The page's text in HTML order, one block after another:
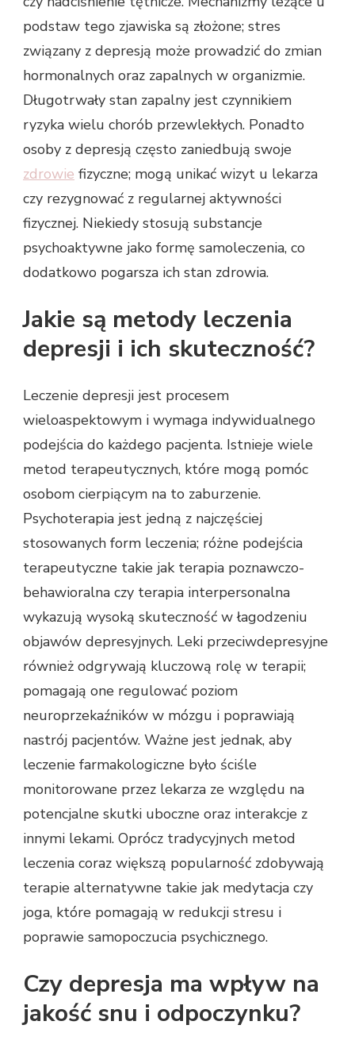
podstaw tego zjawiska są złożone; stres
związany z depresją może prowadzić do zmian
hormonalnych oraz zapalnych w organizmie.
Długotrwały stan zapalny jest czynnikiem
ryzyka wielu chorób przewlekłych. Ponadto
osoby z depresją często zaniedbują swoje
zdrowie fizyczne; mogą unikać wizyt u lekarza
czy rezygnować z regularnej aktywności
fizycznej. Niekiedy stosują substancje
psychoaktywne jako formę samoleczenia, co
dodatkowo pogarsza ich stan zdrowia.
Jakie są metody leczenia
depresji i ich skuteczność?
Leczenie depresji jest procesem
wieloaspektowym i wymaga indywidualnego
podejścia do każdego pacjenta. Istnieje wiele
metod terapeutycznych, które mogą pomóc
osobom cierpiącym na to zaburzenie.
Psychoterapia jest jedną z najczęściej
stosowanych form leczenia; różne podejścia
terapeutyczne takie jak terapia poznawczo-
behawioralna czy terapia interpersonalna
wykazują wysoką skuteczność w łagodzeniu
objawów depresyjnych. Leki przeciwdepresyjne
również odgrywają kluczową rolę w terapii;
pomagają one regulować poziom
neuroprzekaźników w mózgu i poprawiają
nastrój pacjentów. Ważne jest jednak, aby
leczenie farmakologiczne było ściśle
monitorowane przez lekarza ze względu na
potencjalne skutki uboczne oraz interakcje z
innymi lekami. Oprócz tradycyjnych metod
leczenia coraz większą popularność zdobywają
terapie alternatywne takie jak medytacja czy
joga, które pomagają w redukcji stresu i
poprawie samopoczucia psychicznego.
Czy depresja ma wpływ na
jakość snu i odpoczynku?